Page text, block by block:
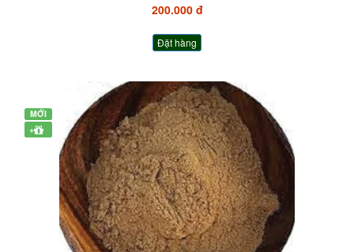
200.000 đ
Đặt hàng
MỚI
+